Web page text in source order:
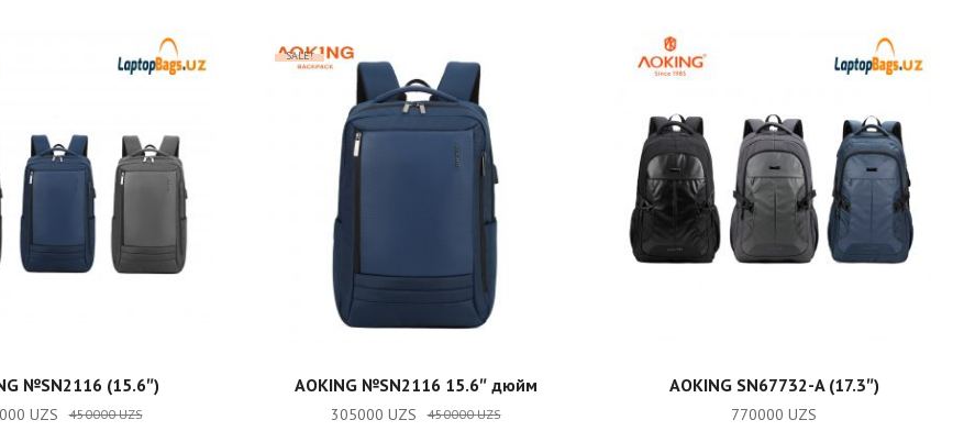
ADD TO CART
№SN2116 (15.6″)
450000UZS
UZS
SALE!
ADD TO CART
AOKING №SN2116 15.6″ дюйм
450000UZS
305000 UZS
ADD TO CART
AOKING SN67732-A (17.3″)
770000 UZS